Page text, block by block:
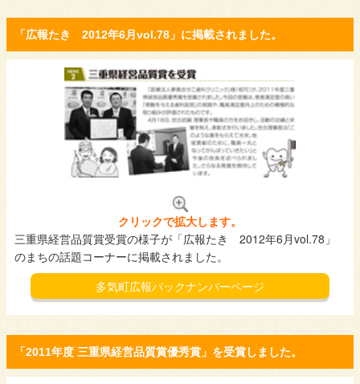
「広報たき 2012年6月vol.78」に掲載されました。
クリックで拡大します。
三重県経営品質賞受賞の様子が「広報たき 2012年6月vol.78」
のまちの話題コーナーに掲載されました。
多気町広報バックナンバーページ
「2011年度 三重県経営品質賞優秀賞」を受賞しました。